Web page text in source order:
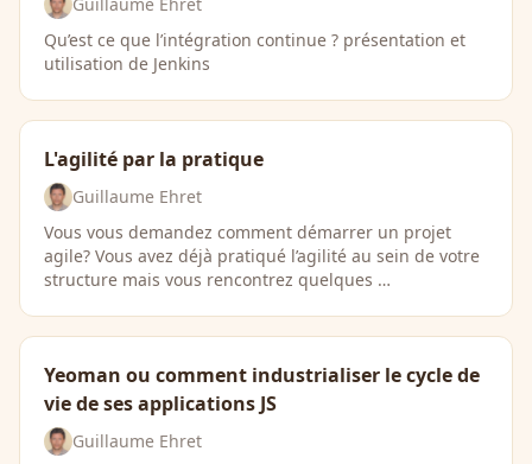
Qu’est ce que l’intégration continue ? présentation et
utilisation de Jenkins
L'agilité par la pratique
Guillaume Ehret
Vous vous demandez comment démarrer un projet
agile? Vous avez déjà pratiqué l’agilité au sein de votre
structure mais vous rencontrez quelques …
Yeoman ou comment industrialiser le cycle de
vie de ses applications JS
Guillaume Ehret